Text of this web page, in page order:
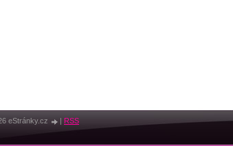
eStránky.cz RSS